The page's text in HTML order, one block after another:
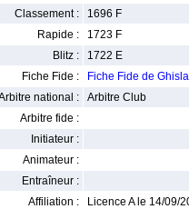
Classement :
1696 F
Rapide :
1723 F
Blitz :
1722 E
Fiche Fide :
Fiche Fide de
national :
Arbitre Club
Arbitre fide :
Initiateur :
Animateur :
Entraîneur :
Affiliation :
Licence A le 14/09/